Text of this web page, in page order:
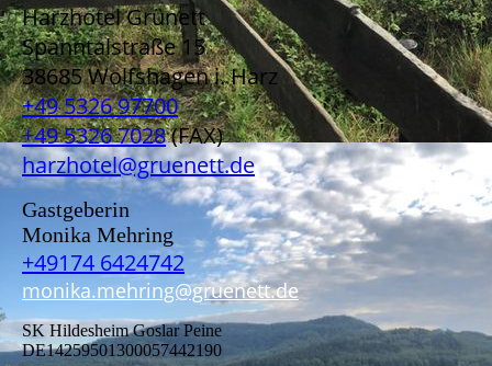
Harzhotel Grünett
Spanntalstraße 15
38685 Wolfshagen i. Harz
+49 5326 97700
+49 5326 7028(FAX)
harzhotel@gruenett.de
Gastgeberin
Monika Mehring
+49174 6424742
monika.mehring@gruenett.de
SK Hildesheim Goslar Peine
DE14259501300057442190